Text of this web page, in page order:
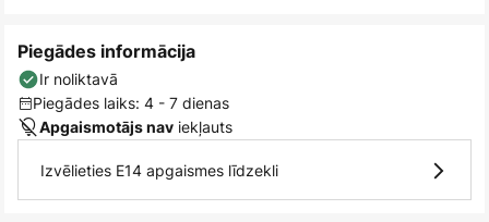
Piegādes informācija
Ir noliktavā
Piegādes laiks: 4 - 7 dienas
Apgaismotājs nav iekļauts
Izvēlieties E14 apgaismes līdzekli